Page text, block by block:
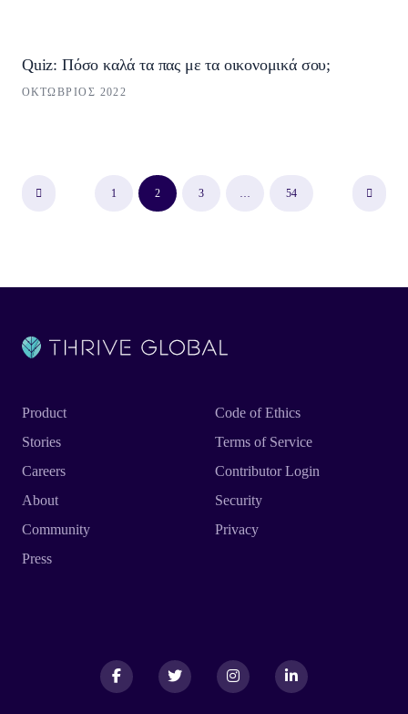
Quiz: Πόσο καλά τα πας με τα οικονομικά σου;
ΟΚΤΏΒΡΙΟΣ 2022
Σελιδοποίηση άρθρων
Previous 1 2 3 … 54 Next
Product
Stories
Careers
About
Community
Press
Code of Ethics
Terms of Service
Contributor Login
Security
Privacy
Facebook
FacebookTwitter
Twitter Instagram
InstagramLinkedIn
LinkedIn